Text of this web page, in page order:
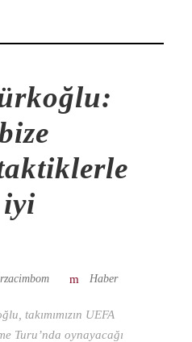
Haber
takımımızın UEFA
Turu’nda oynayacağı